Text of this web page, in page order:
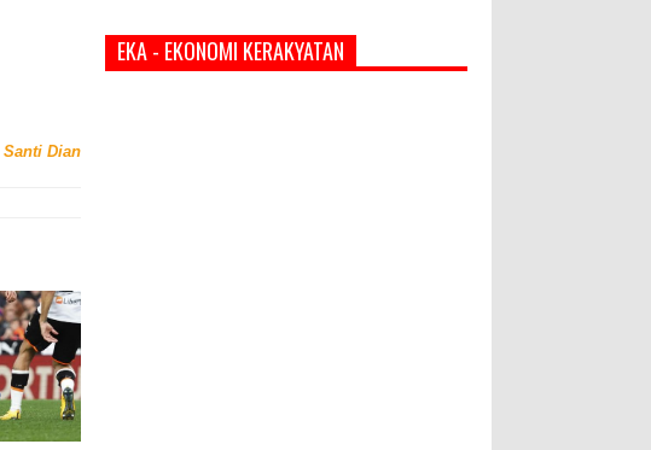
Santi Dian
EKA - EKONOMI KERAKYATAN